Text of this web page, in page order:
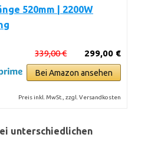
520mm | 2200W
299,00 €
339,00 €
Bei Amazon ansehen
Preis inkl. MwSt., zzgl. Versandkosten
unterschiedlichen